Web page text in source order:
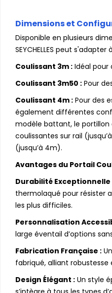
Dimensions et
Disponible en plusieurs
SEYCHELLES peut
Coulissant 3m : Idéal pour
Coulissant 3m50 : Pour
Coulissant 4m : Pour des
également différentes
modèle battant, le portillon
coulissantes sur rail
(jusqu’à 4m).
Avantages du Portail
Durabilité Exceptionnelle
thermolaqué pour résister
les plus difficiles.
Personnalisation
large éventail d’options
Fabrication Française :
fabriqué, alliant robustesse
Design Élégant : Un style